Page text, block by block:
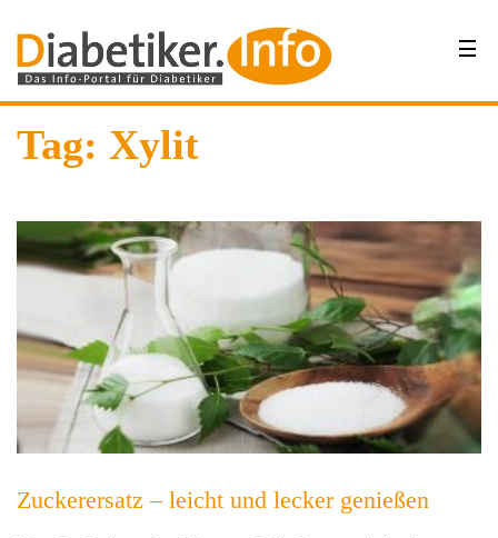
Tag: Xylit
Zuckerersatz – leicht und lecker genießen